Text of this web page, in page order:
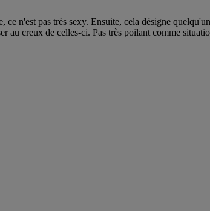
n'est pas très sexy. Ensuite, cela désigne
au creux de celles-ci. Pas très poilant comme